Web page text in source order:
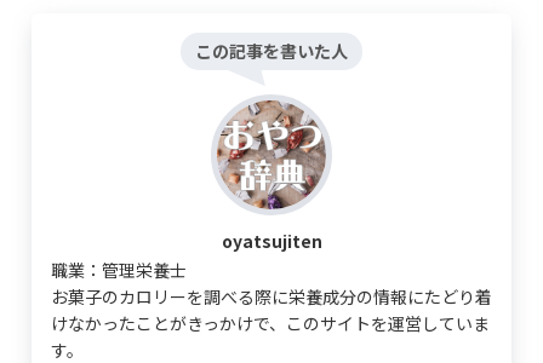
この記事を書いた人
oyatsujiten
職業：管理栄養士
お菓子のカロリーを調べる際に栄養成分の情報にたどり着
けなかったことがきっかけで、このサイトを運営していま
す。